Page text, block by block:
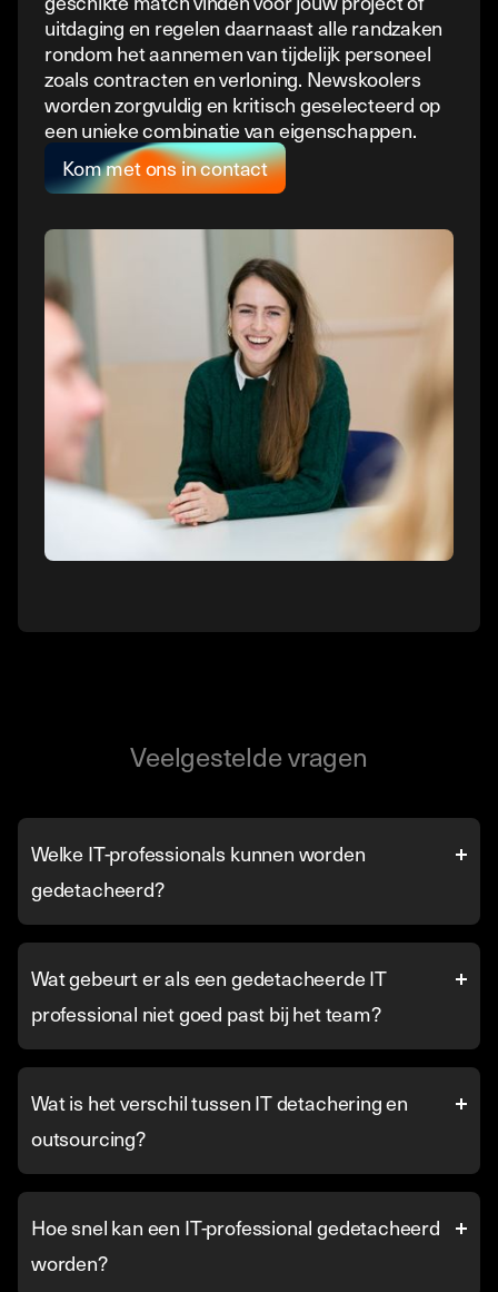
uitdaging en regelen daarnaast alle randzaken
rondom het aannemen van tijdelijk personeel
zoals contracten en verloning. Newskoolers
worden zorgvuldig en kritisch geselecteerd op
een unieke combinatie van eigenschappen.
Kom met ons in contact
Veelgestelde vragen
Welke IT-professionals kunnen worden
gedetacheerd?
Wat gebeurt er als een gedetacheerde IT
professional niet goed past bij het team?
Wat is het verschil tussen IT detachering en
outsourcing?
Hoe snel kan een IT-professional gedetacheerd
worden?